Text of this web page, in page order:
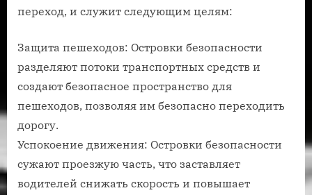
переход, и служит следующим целям:
Защита пешеходов: Островки безопасности
разделяют потоки транспортных средств и
создают безопасное пространство для
пешеходов, позволяя им безопасно переходить
дорогу.
Успокоение движения: Островки безопасности
сужают проезжую часть, что заставляет
водителей снижать скорость и повышает